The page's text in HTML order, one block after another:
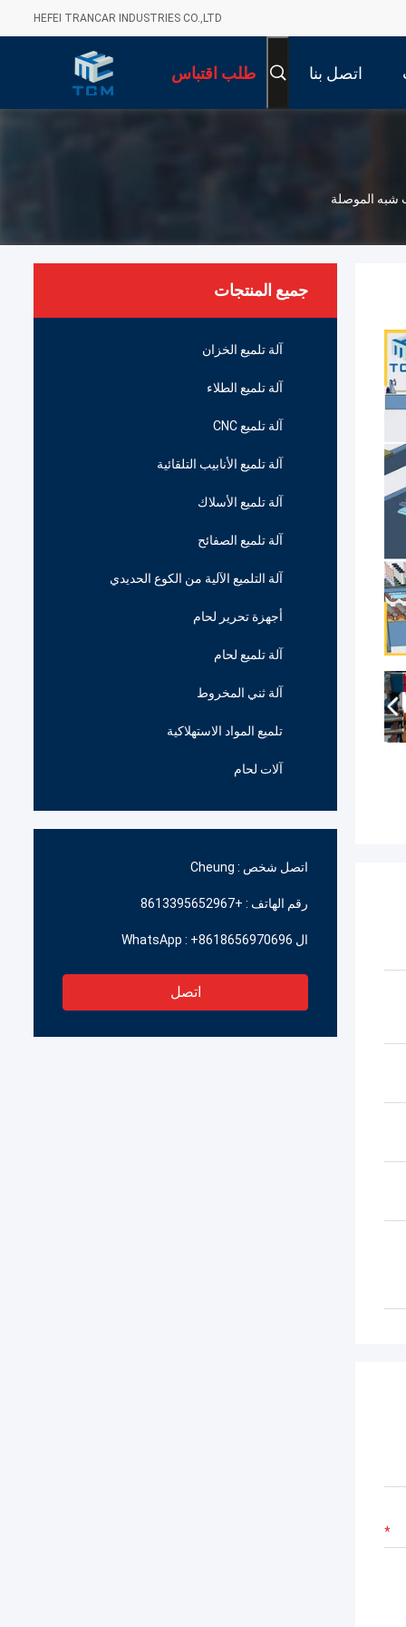
HEFEI TRANCAR INDUSTRIES CO.,LTD
اتصل بنا طلب اقتباس
شبه الموصلة
جميع المنتجات
آلة تلميع الخزان
آلة تلميع الطلاء
آلة تلميع CNC
آلة تلميع الأنابيب التلقائية
آلة تلميع الأسلاك
آلة تلميع الصفائح
آلة التلميع الآلية من الكوع الحديدي
أجهزة تحرير لحام
آلة تلميع لحام
آلة ثني المخروط
تلميع المواد الاستهلاكية
آلات لحام
اتصل شخص : Cheung
رقم الهاتف : +8613395652967
ال WhatsApp : +8618656970696
اتصل